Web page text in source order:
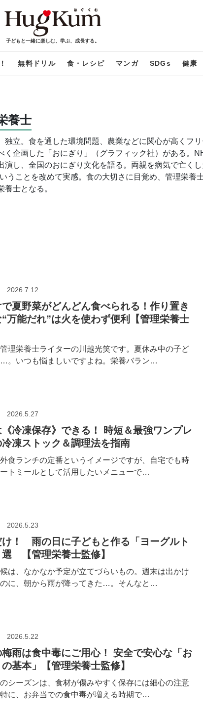
子どもと一緒に楽しむ、学ぶ、成長する。
無料ドリル 食・レシピ マンガ SDGs 健康
養士
独立。食を通した環境問題、農業などに関心が高くフ
く企画した「おにぎり」（グラフィック社）がある。
演し、全国のおにぎり文化を語る。両親を病気で亡く
うことを改めて実感。食の大切さに目覚め、管理栄養
士となる。
2026.7.12
夏野菜がどんどん食べられる！作り置き
万能だれ”は火を使わず便利【管理栄養士
理栄養士ライターの川越光笑です。夏休み中の子ど
…。いつも悩ましいですよね。栄養バラン…
2026.5.27
《冷凍保存》できる！ 時短＆最強ワンプレ
凍ストック＆調理法を指南
食ランチの定番というイメージですが、自宅でも時
トミールとして活用したいメニューで…
2026.5.23
け！ 雨の日に子どもと作る「ヨーグルト
選 【管理栄養士監修】
は、なかなか予定が立てづらいもの。週末は出かけ
に、朝から雨が降ってきた…。そんなと…
2026.5.22
雨は食中毒にご用心！ 安全で安心な「お
基本」【管理栄養士監修】
シーズンは、食材が傷みやすく保存には細心の注意
に、お弁当での食中毒が増える時期で…